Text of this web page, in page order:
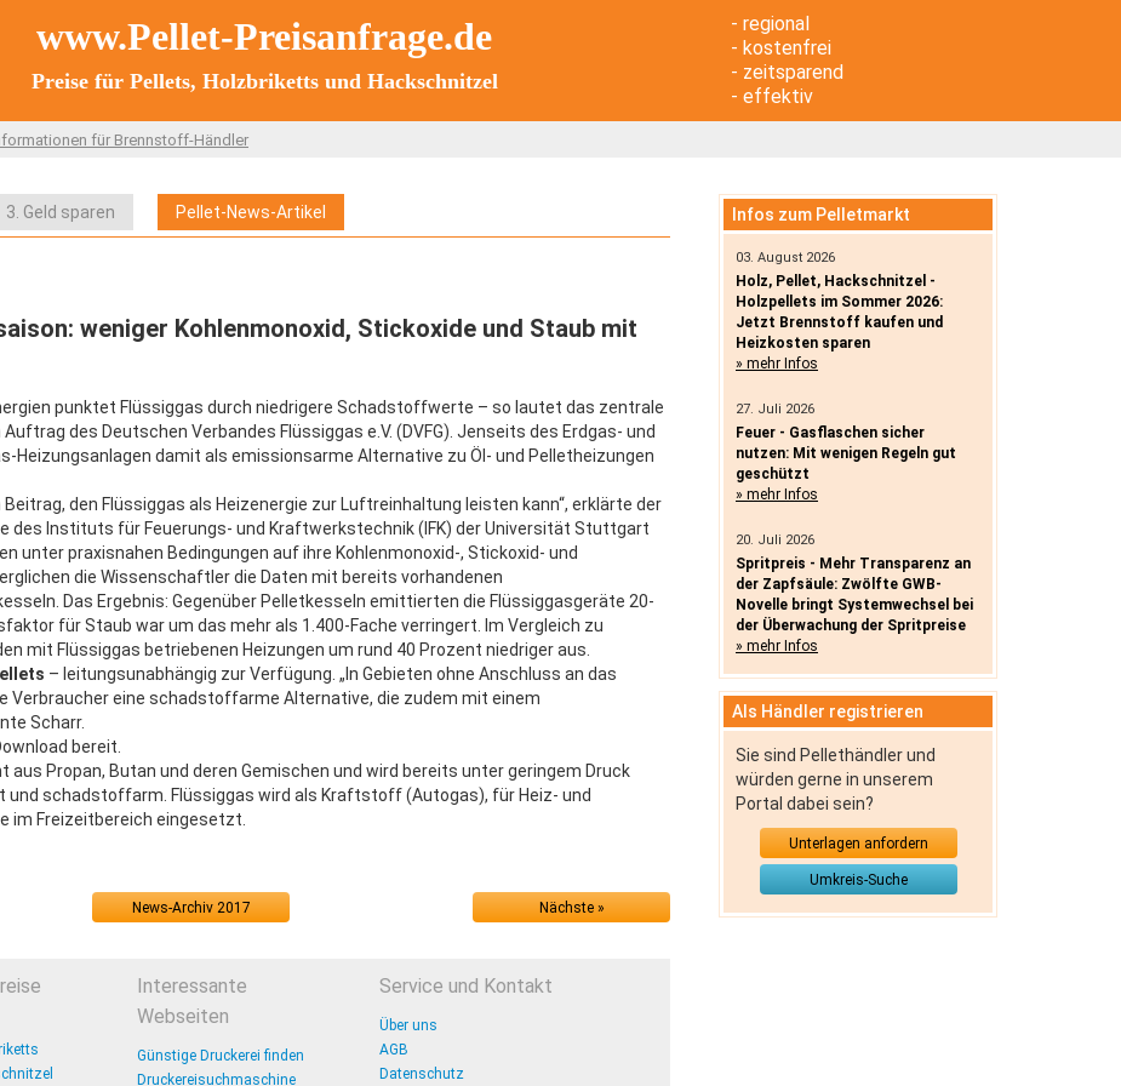
www.Pellet-Preisanfrage.de
Preise für Pellets, Holzbriketts und Hackschnitzel
- regional
- kostenfrei
- zeitsparend
- effektiv
für Brennstoff-Händler
3. Geld sparen Pellet-News-Artikel
weniger Kohlenmonoxid, Stickoxide und Staub mit
punktet Flüssiggas durch niedrigere Schadstoffwerte – so lautet das zentrale
des Deutschen Verbandes Flüssiggas e.V. (DVFG). Jenseits des Erdgas- und
Heizungsanlagen damit als emissionsarme Alternative zu Öl- und Pelletheizungen
den Flüssiggas als Heizenergie zur Luftreinhaltung leisten kann“, erklärte der
des Instituts für Feuerungs- und Kraftwerkstechnik (IFK) der Universität Stuttgart
unter praxisnahen Bedingungen auf ihre Kohlenmonoxid-, Stickoxid- und
die Wissenschaftler die Daten mit bereits vorhandenen
Das Ergebnis: Gegenüber Pelletkesseln emittierten die Flüssiggasgeräte 20-
für Staub war um das mehr als 1.400-Fache verringert. Im Vergleich zu
mit Flüssiggas betriebenen Heizungen um rund 40 Prozent niedriger aus.
– leitungsunabhängig zur Verfügung. „In Gebieten ohne Anschluss an das
Verbraucher eine schadstoffarme Alternative, die zudem mit einem
Scharr.
bereit.
aus Propan, Butan und deren Gemischen und wird bereits unter geringem Druck
und schadstoffarm. Flüssiggas wird als Kraftstoff (Autogas), für Heiz- und
im Freizeitbereich eingesetzt.
News-Archiv 2017 Nächste »
Infos zum Pelletmarkt
03. August 2026
Holz, Pellet, Hackschnitzel -
Holzpellets im Sommer 2026:
Jetzt Brennstoff kaufen und
Heizkosten sparen
» mehr Infos
27. Juli 2026
Feuer - Gasflaschen sicher
nutzen: Mit wenigen Regeln gut
geschützt
» mehr Infos
20. Juli 2026
Spritpreis - Mehr Transparenz an
der Zapfsäule: Zwölfte GWB-
Novelle bringt Systemwechsel bei
der Überwachung der Spritpreise
» mehr Infos
Als Händler registrieren
Sie sind Pellethändler und
würden gerne in unserem
Portal dabei sein?
Unterlagen anfordern
Umkreis-Suche
Interessante
Webseiten
Günstige Druckerei finden
Druckereisuchmaschine
Service und Kontakt
Über uns
AGB
Datenschutz